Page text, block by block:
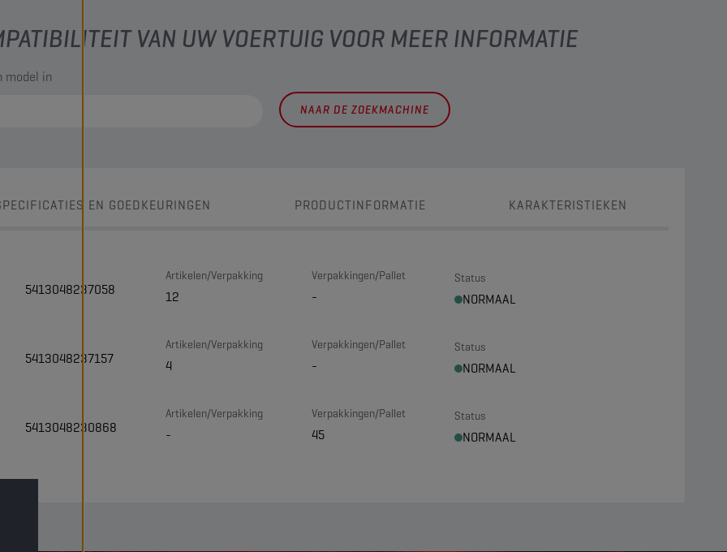
VAN UW VOERTUIG VOOR MEER INFORMATIE
model in
NAAR DE ZOEKMACHINE
EN GOEDKEURINGEN PRODUCTINFORMATIE KARAKTERISTIEKEN
5413048237058
Artikelen/Verpakking
12
Verpakkingen/Pallet
-
Status
NORMAAL
5413048237157
Artikelen/Verpakking
4
Verpakkingen/Pallet
-
Status
NORMAAL
5413048230868
Artikelen/Verpakking
-
Verpakkingen/Pallet
45
Status
NORMAAL